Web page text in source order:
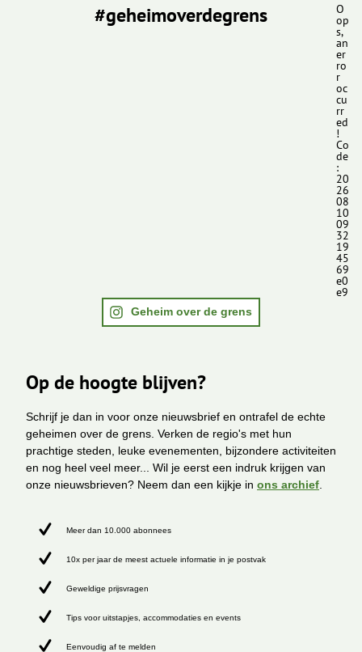
#geheimoverdegrens O
op
s,
an
er
ro
r
oc
cu
rr
ed
!
Co
de
:
20
26
08
10
09
32
19
45
69
e0
e9
Geheim over de grens
Op de hoogte blijven?
Schrijf je dan in voor onze nieuwsbrief en ontrafel de echte
geheimen over de grens. Verken de regio's met hun
prachtige steden, leuke evenementen, bijzondere activiteiten
en nog heel veel meer... Wil je eerst een indruk krijgen van
onze nieuwsbrieven? Neem dan een kijkje in ons archief
Meer dan 10.000 abonnees
10x per jaar de meest actuele informatie in je postvak
Geweldige prijsvragen
Tips voor uitstapjes, accommodaties en events
Eenvoudig af te melden